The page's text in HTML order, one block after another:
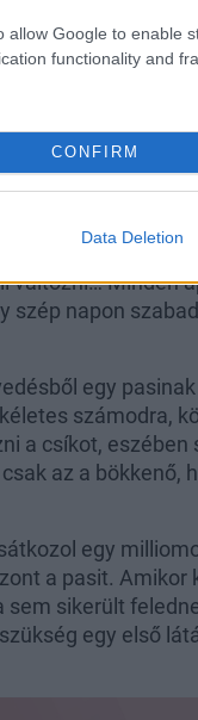
allow Google to enable
functionality and
CONFIRM
Data Deletion
De mi történik,
hogy a pasi az
el, hogy ne
is megtaláld
változni… Minden
szép napon
egy
számodra,
a csíkot, eszében
az a bökkenő,
egy
a pasit. Amikor
sem sikerült
egy első